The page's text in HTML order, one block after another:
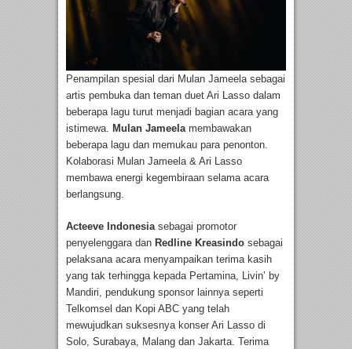
Penampilan spesial dari Mulan Jameela sebagai
artis pembuka dan teman duet Ari Lasso dalam
beberapa lagu turut menjadi bagian acara yang
istimewa. Mulan Jameelamembawakan
beberapa lagu dan memukau para penonton.
Kolaborasi Mulan Jameela & Ari Lasso
membawa energi kegembiraan selama acara
berlangsung.
Acteeve Indonesiasebagai promotor
penyelenggara dan Redline Kreasindo sebagai
pelaksana acara menyampaikan terima kasih
yang tak terhingga kepada Pertamina, Livin’ by
Mandiri, pendukung sponsor lainnya seperti
Telkomsel dan Kopi ABC yang telah
mewujudkan suksesnya konser Ari Lasso di
Solo, Surabaya, Malang dan Jakarta. Terima